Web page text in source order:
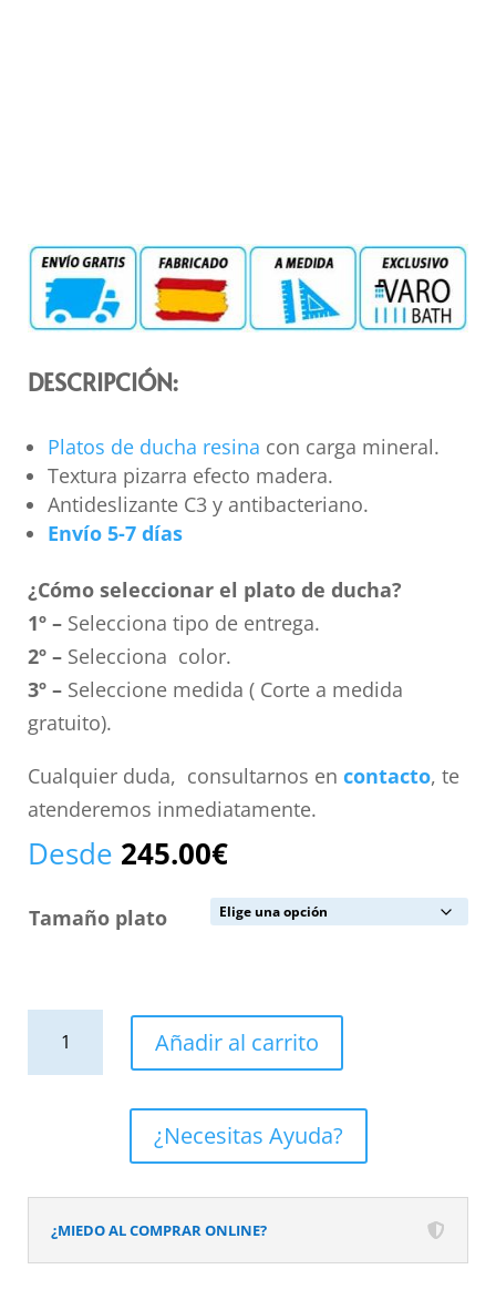
DESCRIPCIÓN:
Platos de ducha resina con carga mineral.
Textura pizarra efecto madera.
Antideslizante C3 y antibacteriano.
Envío 5-7 días
¿Cómo seleccionar el plato de ducha?
1º –Selecciona tipo de entrega.
2º –Selecciona color.
3º –Seleccione medida ( Corte a medida
gratuito).
Cualquier duda, consultarnos en contacto, te
atenderemos inmediatamente.
Desde 245.00€
Tamaño plato
pizarra
acabado
efecto
Añadir al carrito
¿Necesitas Ayuda?
¿MIEDO AL COMPRAR ONLINE?